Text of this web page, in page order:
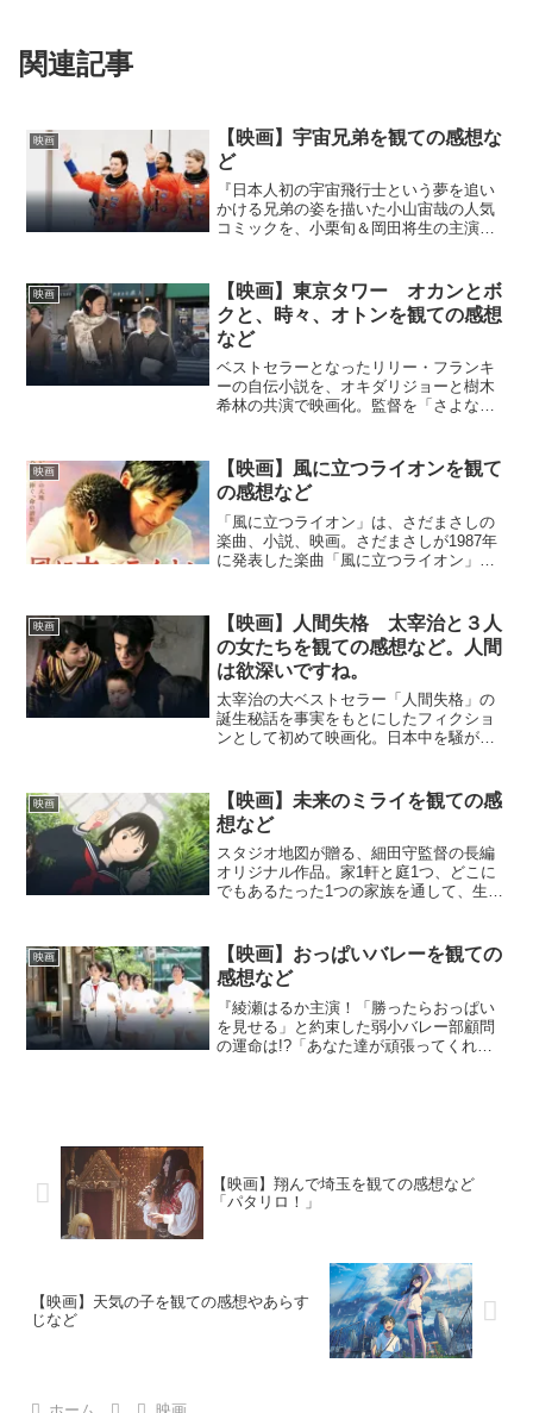
関連記事
映画
【映画】宇宙兄弟を観ての感想な
ど
『日本人初の宇宙飛行士という夢を追い
かける兄弟の姿を描いた小山宙哉の人気
コミックを、小栗旬＆岡田将生の主演で
画化。宇宙飛行士になるハウツー物語を
ベースに、“あきらめた夢...
映画
【映画】東京タワー オカンとボ
クと、時々、オトンを観ての感想
など
ベストセラーとなったリリー・フランキ
ーの自伝小説を、オキダリジョーと樹木
希林の共演で映画化。監督を「さよな
カンとボクと、時々、オトンの作品情
報！オダギリジョー、樹木希林...
映画
【映画】風に立つライオンを観て
の感想など
「風に立つライオン」は、さだまさしの
楽曲、小説、映画。さだまさしが1987年
に発表した楽曲「風に立つライオン」。
デルに作られたこの曲は、日本に残して
きた恋人に宛てた手紙...
映画
【映画】人間失格 太宰治と３人
の女たちを観ての感想など。人間
は欲深いですね。
太宰治の大ベストセラー「人間失格」の
誕生秘話を事実をもとにしたフィクショ
ンとして初めて映画化。日本中を騒がせ
女たちの作品情報！『小栗旬が文豪・太
宰治を演じ、小説「...
映画
【映画】未来のミライを観ての感
想など
スタジオ地図が贈る、細田守監督の長編
オリジナル作品。家1軒と庭1つ、どこに
でもあるたった1つの家族を通して、生命
報！「バケモノの子」「おおかみこども
の雨と雪」の細田守監督...
映画
【映画】おっぱいバレーを観ての
感想など
『綾瀬はるか主演！「勝ったらおっぱい
を見せる」と約束した弱小バレー部顧問
の運命は!?「あなた達が頑張ってくれる
【映画】翔んで埼玉を観ての感想など
「パタリロ！」
【映画】天気の子を観ての感想やあらす
じなど